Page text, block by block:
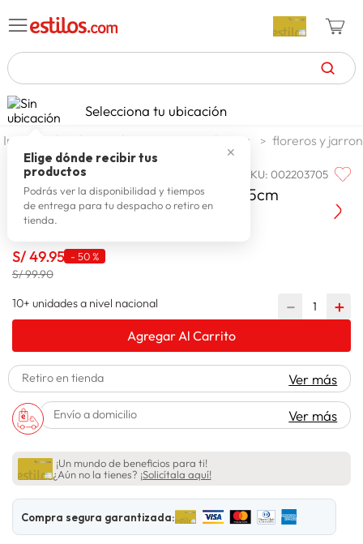
TÉRMINOS MÁS BUSCADOS
1. zapatillas mujer
2. celulares
3. zapatillas hombre
4. moda
6. tv
7 laptop
9. spiderman
10. lavadora
Selecciona tu ubicación
✕
Elige dónde recibir tus
productos
Podrás ver la disponibilidad y tiempos
de entrega para tu despacho o retiro en
tienda.
decohogar decoracion adornos floreros y
FAMILIA SKU:002203705
Familia Jarron Ceramico 8x8x20.5cm
S/49.95 - 50 %
S/ 99.90
10+ unidades a nivel nacional
＋
－
Agregar Al Carrito
Retiro en tienda Ver más
Envío a domicilio Ver más
¡Un mundo de beneficios para ti!
¿Aún no la tienes? ¡Solicítala aquí!
Compra segura garantizada: